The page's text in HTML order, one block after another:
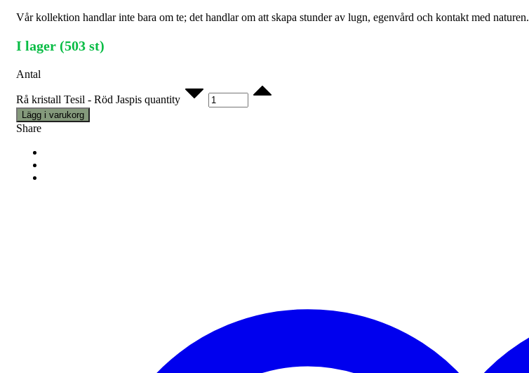
Vår kollektion handlar inte bara om te; det handlar om att skapa stunder av lugn, egenvård och kontakt med naturen.
I lager (503 st)
Antal
Rå kristall Tesil - Röd Jaspis quantity
Lägg i varukorg
Share